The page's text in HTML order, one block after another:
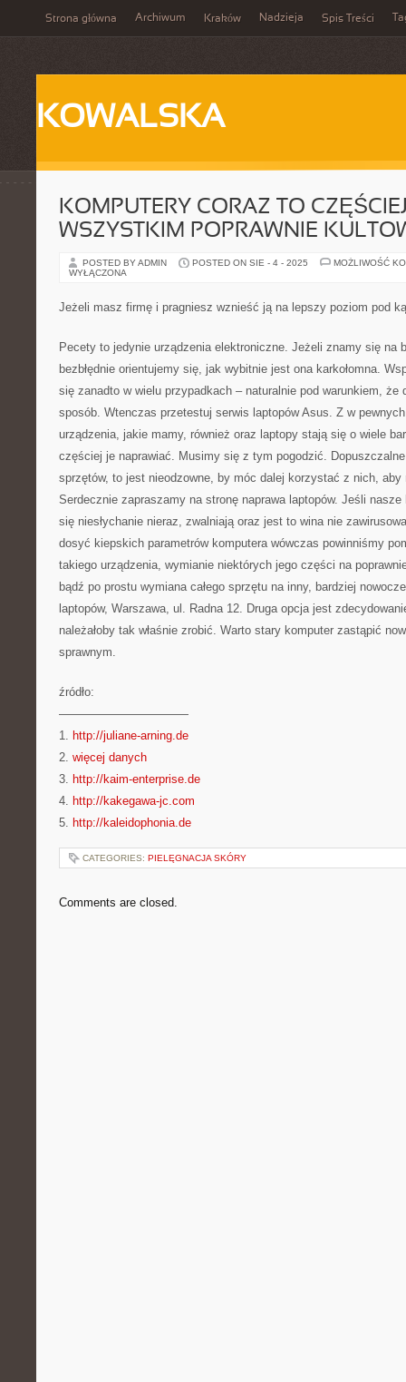
Strona główna Archiwum Kraków Nadzieja Spis Treści
KOWALSKA
KOMPUTERY CORAZ TO
WSZYSTKIM POPRAWNIE
POSTED BY ADMIN POSTED ON SIE - 4 - 2025
MOŻLIWOŚĆ
WYŁĄCZONA
Jeżeli masz firmę i pragniesz wznieść ją na lepszy poziom pod
Pecety to jedynie urządzenia elektroniczne. Jeżeli znamy się na
bezbłędnie orientujemy się, jak wybitnie jest ona karkołomna.
się zanadto w wielu przypadkach – naturalnie pod warunkiem, że
sposób. Wtenczas przetestuj serwis laptopów Asus. Z w
urządzenia, jakie mamy, również oraz laptopy stają się o wiele
częściej je naprawiać. Musimy się z tym pogodzić.
sprzętów, to jest nieodzowne, by móc dalej korzystać z nich,
Serdecznie zapraszamy na stronę naprawa laptopów. Jeśli
się niesłychanie nieraz, zwalniają oraz jest to wina nie
dosyć kiepskich parametrów komputera wówczas powinniśmy
takiego urządzenia, wymianie niektórych jego części na
bądź po prostu wymiana całego sprzętu na inny, bardziej
laptopów, Warszawa, ul. Radna 12. Druga opcja jest
należałoby tak właśnie zrobić. Warto stary komputer zastąpić
sprawnym.
źródło:
———————————
1. http://juliane-arning.de
2. więcej danych
3. http://kaim-enterprise.de
4. http://kakegawa-jc.com
5. http://kaleidophonia.de
CATEGORIES: PIELĘGNACJA SKÓRY
Comments are closed.